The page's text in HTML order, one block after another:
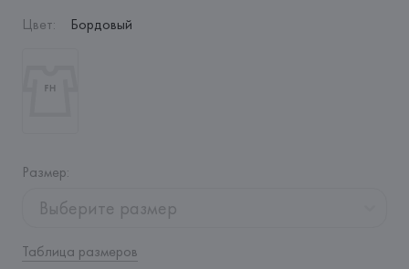
Цвет: Бордовый
Размер:
Выберите размер
Таблица размеров